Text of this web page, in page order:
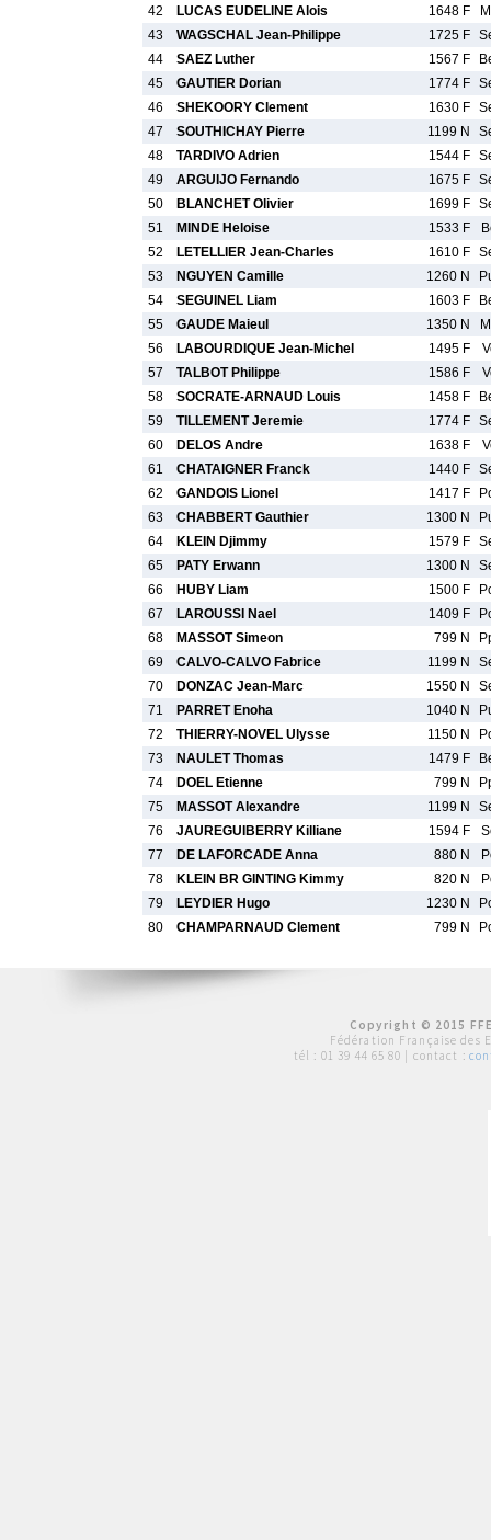
42
LUCAS EUDELINE Alois 1648 F
43
WAGSCHAL Jean-Philippe 1725 F
44
SAEZ Luther 1567 F
45
GAUTIER Dorian 1774 F
46
SHEKOORY Clement 1630 F
47
SOUTHICHAY Pierre 1199 N
48
TARDIVO Adrien 1544 F
49
ARGUIJO Fernando 1675 F
50
BLANCHET Olivier 1699 F
51
MINDE Heloise 1533 F
52
LETELLIER Jean-Charles 1610 F
53
NGUYEN Camille 1260 N
54
SEGUINEL Liam 1603 F
55
GAUDE Maieul 1350 N
56
LABOURDIQUE Jean-Michel 1495 F
57
TALBOT Philippe 1586 F
58
SOCRATE-ARNAUD Louis 1458 F
59
TILLEMENT Jeremie 1774 F
60
DELOS Andre 1638 F
61
CHATAIGNER Franck 1440 F
62
GANDOIS Lionel 1417 F
63
CHABBERT Gauthier 1300 N
64
KLEIN Djimmy 1579 F
65
PATY Erwann 1300 N
66
HUBY Liam 1500 F
67
LAROUSSI Nael 1409 F
68
MASSOT Simeon 799 N
69
CALVO-CALVO Fabrice 1199 N
70
DONZAC Jean-Marc 1550 N
71
PARRET Enoha 1040 N
72
THIERRY-NOVEL Ulysse 1150 N
73
NAULET Thomas 1479 F
74
DOEL Etienne 799 N
75
MASSOT Alexandre 1199 N
76
JAUREGUIBERRY Killiane 1594 F
77
DE LAFORCADE Anna 880 N
78
KLEIN BR GINTING Kimmy 820 N
79
LEYDIER Hugo 1230 N
80
CHAMPARNAUD Clement 799 N
Copyright © 2015
Fédération Française des
tél : 01 39 44 65 80 | contact :